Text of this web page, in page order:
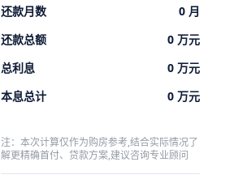
还款月数
0 月
还款总额
0 万元
总利息
0 万元
本息总计
0 万元
注：本次计算仅作为购房参考,结合实际情况了
解更精确首付、贷款方案,建议咨询专业顾问